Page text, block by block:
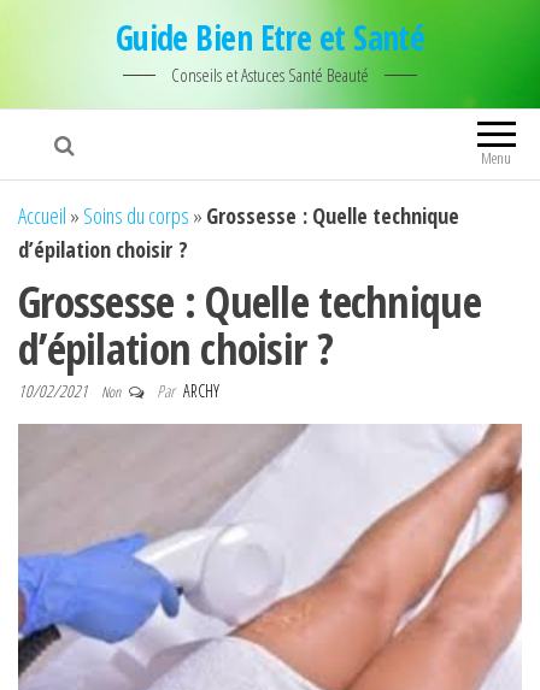
Guide Bien Etre et Santé
Conseils et Astuces Santé Beauté
Menu
Accueil » Soins du corps » Grossesse : Quelle technique
d’épilation choisir ?
Grossesse : Quelle technique
d’épilation choisir ?
10/02/2021 Non Par ARCHY